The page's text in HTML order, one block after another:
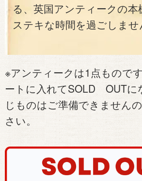
る、英国アンティークの本
ステキな時間を過ごしませ
※アンティークは1点もので
ートに入れてSOLD OUTに
じものはご準備できません
さい。